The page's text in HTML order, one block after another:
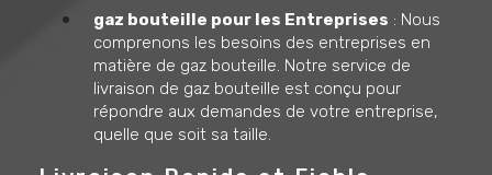
gaz bouteille pour les Entreprises : Nous
comprenons les besoins des entreprises en
matière de gaz bouteille. Notre service de
livraison de gaz bouteille est conçu pour
répondre aux demandes de votre entreprise,
quelle que soit sa taille.